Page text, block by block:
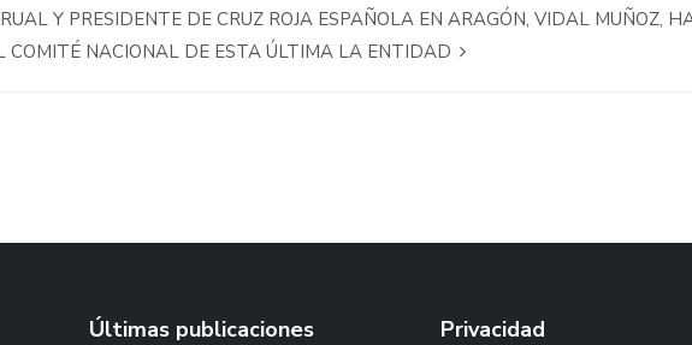
Y PRESIDENTE DE CRUZ ROJA ESPAÑOLA EN ARAGÓN, VIDAL MUÑOZ,
COMITÉ NACIONAL DE ESTA ÚLTIMA LA ENTIDAD
Últimas publicaciones Privacidad